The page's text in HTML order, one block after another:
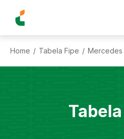
Home / Tabela Fipe / Mercedes